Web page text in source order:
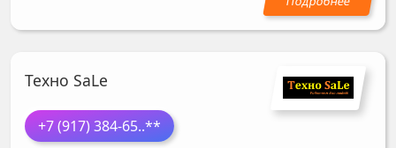
Техно SaLe
+7 (917) 384-65..**